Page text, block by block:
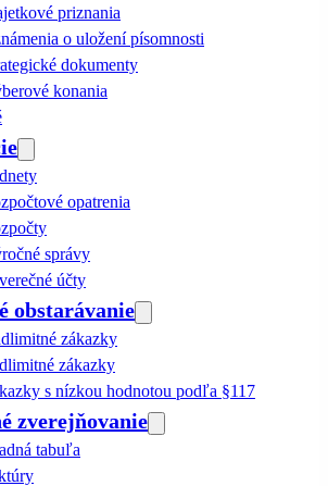
priznania
o uložení písomnosti
dokumenty
konania
opatrenia
správy
účty
obstarávanie
zákazky
zákazky
s nízkou hodnotou podľa §117
zverejňovanie
tabuľa